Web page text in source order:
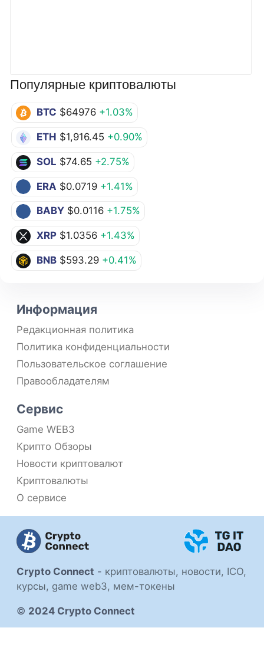
Популярные криптовалюты
BTC $64976 +1.03%
ETH $1,916.45 +0.90%
SOL $74.65 +2.75%
ERA $0.0719 +1.41%
BABY $0.0116 +1.75%
XRP $1.0356 +1.43%
BNB $593.29 +0.41%
Crypto Connect - криптовалюты, новости, ICO,
курсы, game web3, мем-токены
© 2024 Crypto Connect
Информация
Редакционная политика
Политика конфиденциальности
Пользовательское соглашение
Правообладателям
Сервис
Game WEB3
Крипто Обзоры
Новости криптовалют
Криптовалюты
О сервисе